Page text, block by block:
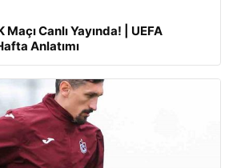
Canlı Yayında! | UEFA
Anlatımı